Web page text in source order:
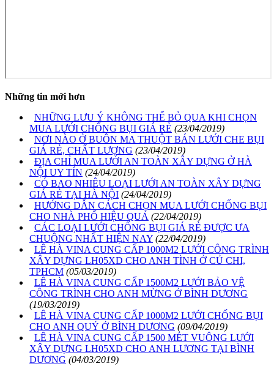
Những tin mới hơn
NHỮNG LƯU Ý KHÔNG THỂ BỎ QUA KHI CHỌN
MUA LƯỚI CHỐNG BỤI GIÁ RẺ (23/04/2019)
NƠI NÀO Ở BUÔN MA THUỘT BÁN LƯỚI CHE BỤI
GIÁ RẺ, CHẤT LƯỢNG (23/04/2019)
ĐỊA CHỈ MUA LƯỚI AN TOÀN XÂY DỰNG Ở HÀ
NỘI UY TÍN (24/04/2019)
CÓ BAO NHIÊU LOẠI LƯỚI AN TOÀN XÂY DỰNG
GIÁ RẺ TẠI HÀ NỘI (24/04/2019)
HƯỚNG DẪN CÁCH CHỌN MUA LƯỚI CHỐNG BỤI
CHO NHÀ PHỐ HIỆU QUẢ (22/04/2019)
CÁC LOẠI LƯỚI CHỐNG BỤI GIÁ RẺ ĐƯỢC ƯA
CHUỘNG NHẤT HIỆN NAY (22/04/2019)
LÊ HÀ VINA CUNG CẤP 1000M2 LƯỚI CÔNG TRÌNH
XÂY DỰNG LH05XD CHO ANH TÌNH Ở CỦ CHI,
TPHCM (05/03/2019)
LÊ HÀ VINA CUNG CẤP 1500M2 LƯỚI BẢO VỆ
CÔNG TRÌNH CHO ANH MỪNG Ở BÌNH DƯƠNG
(19/03/2019)
LÊ HÀ VINA CUNG CẤP 1000M2 LƯỚI CHỐNG BỤI
CHO ANH QUÝ Ở BÌNH DƯƠNG (09/04/2019)
LÊ HÀ VINA CUNG CẤP 1500 MÉT VUÔNG LƯỚI
XÂY DỰNG LH05XD CHO ANH LƯƠNG TẠI BÌNH
DƯƠNG (04/03/2019)